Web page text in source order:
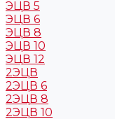
ЭЦВ 5
ЭЦВ 6
ЭЦВ 8
ЭЦВ 10
ЭЦВ 12
2ЭЦВ
2ЭЦВ 6
2ЭЦВ 8
2ЭЦВ 10